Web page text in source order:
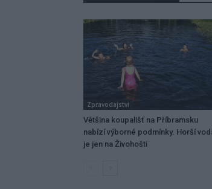
Zpravodajství
Většina koupališť na Příbramsku
nabízí výborné podmínky. Horší
je jen na Živohošti